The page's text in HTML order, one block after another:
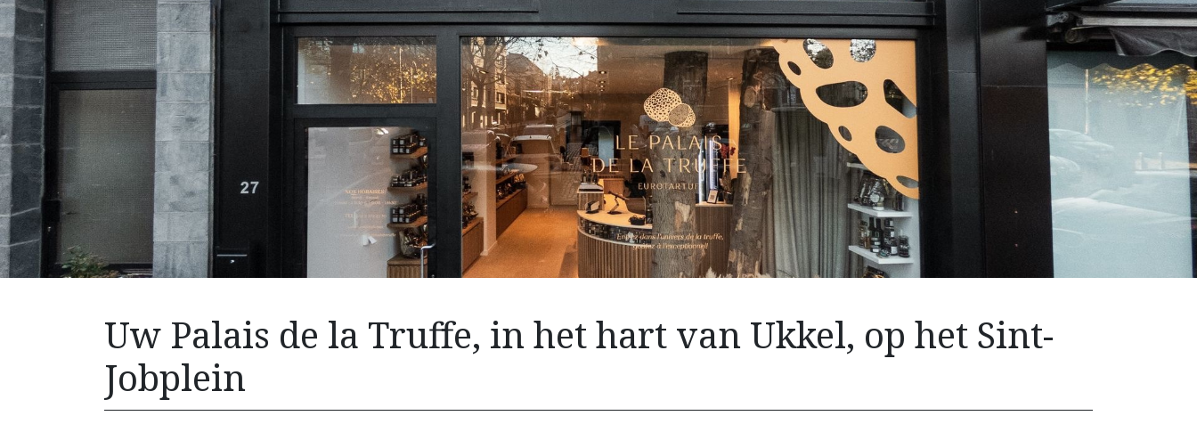
Uw Palais de la Truffe, in het hart van Ukkel, op het Sint-
Jobplein